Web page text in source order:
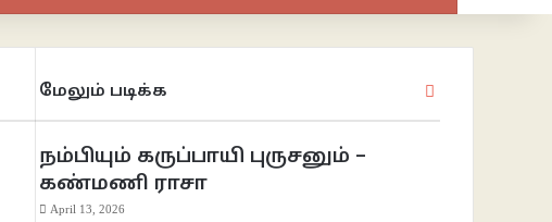
மேலும் படிக்க Close
நம்பியும் கருப்பாயி புருசனும் –
கண்மணி ராசா
April 13, 2026